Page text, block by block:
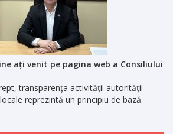
ați venit pe pagina web a Consiliului
transparența activității autorității
reprezintă un principiu de bază.